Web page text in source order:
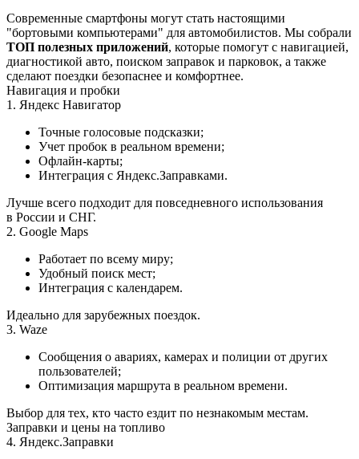
Современные смартфоны могут стать настоящими
"бортовыми компьютерами" для автомобилистов. Мы собрали
ТОП полезных приложений, которые помогут с навигацией,
диагностикой авто, поиском заправок и парковок, а также
сделают поездки безопаснее и комфортнее.
Навигация и пробки
1. Яндекс Навигатор
Точные голосовые подсказки;
Учет пробок в реальном времени;
Офлайн-карты;
Интеграция с Яндекс.Заправками.
Лучше всего подходит для повседневного использования
в России и СНГ.
2. Google Maps
Работает по всему миру;
Удобный поиск мест;
Интеграция с календарем.
Идеально для зарубежных поездок.
3. Waze
Сообщения о авариях, камерах и полиции от других
пользователей;
Оптимизация маршрута в реальном времени.
Выбор для тех, кто часто ездит по незнакомым местам.
Заправки и цены на топливо
4. Яндекс.Заправки